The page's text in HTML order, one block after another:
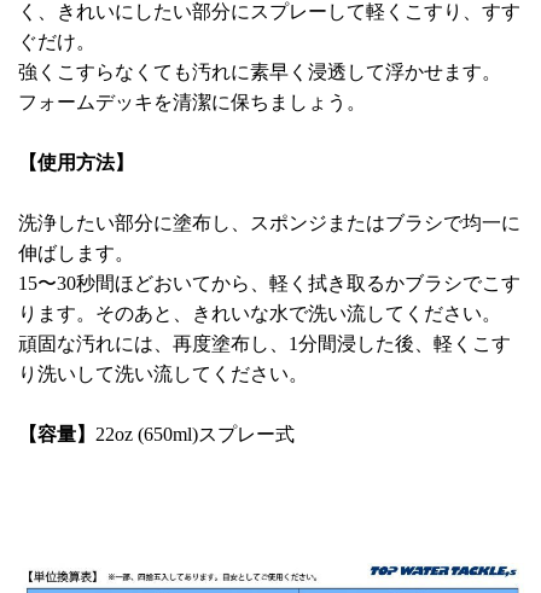
く、きれいにしたい部分にスプレーして軽くこすり、すす
ぐだけ。
強くこすらなくても汚れに素早く浸透して浮かせます。
フォームデッキを清潔に保ちましょう。
【使用方法】
洗浄したい部分に塗布し、スポンジまたはブラシで均一に
伸ばします。
15〜30秒間ほどおいてから、軽く拭き取るかブラシでこす
ります。そのあと、きれいな水で洗い流してください。
頑固な汚れには、再度塗布し、1分間浸した後、軽くこす
り洗いして洗い流してください。
【容量】 22oz (650ml)スプレー式